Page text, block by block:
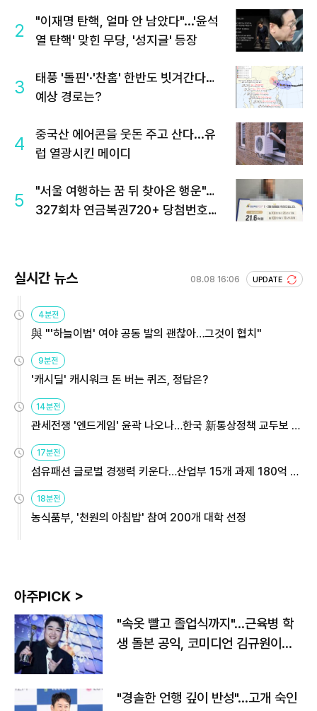
2
"이재명 탄핵, 얼마 안 남았다"...'윤석
열 탄핵' 맞힌 무당, '성지글' 등장
3
태풍 '돌핀'·'찬홈' 한반도 빗겨간다…
예상 경로는?
4
중국산 에어콘을 웃돈 주고 산다...유
럽 열광시킨 메이디
5
"서울 여행하는 꿈 뒤 찾아온 행운"…
327회차 연금복권720+ 당첨번호조
실시간 뉴스 08.08 16:06 UPDATE
4분전
與 "'하늘이법' 여야 공동 발의 괜찮아…그것이 협치"
9분전
'캐시딜' 캐시워크 돈 버는 퀴즈, 정답은?
14분전
관세전쟁 '엔드게임' 윤곽 나오나…한국 新통상정책 교두보 활
용해야
17분전
섬유패션 글로벌 경쟁력 키운다…산업부 15개 과제 180억 지
원
18분전
농식품부, '천원의 아침밥' 참여 200개 대학 선정
아주PICK >
"속옷 빨고 졸업식까지"…근육병 학
생 돌본 공익, 코미디언 김규원이었
"경솔한 언행 깊이 반성"…고개 숙인